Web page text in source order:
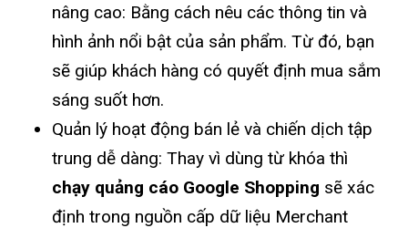
nâng cao: Bằng cách nêu các thông tin và
hình ảnh nổi bật của sản phẩm. Từ đó, bạn
sẽ giúp khách hàng có quyết định mua sắm
sáng suốt hơn.
Quản lý hoạt động bán lẻ và chiến dịch tập
trung dễ dàng: Thay vì dùng từ khóa thì
chạy quảng cáo Google Shopping sẽ xác
định trong nguồn cấp dữ liệu Merchant